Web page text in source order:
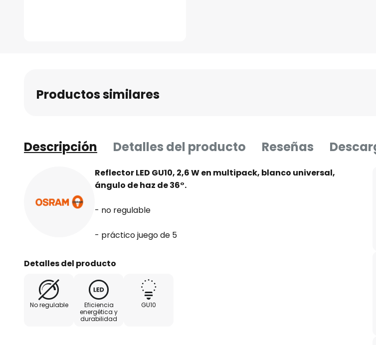
Productos similares
Descripción Detalles del producto Reseñas
Reflector LED GU10, 2,6 W en multipack, blanco universal,
ángulo de haz de 36°.
- no regulable
- práctico juego de 5
Detalles del producto
No regulable
Eficiencia
energética y
durabilidad
GU10